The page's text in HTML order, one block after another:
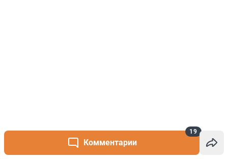
Комментарии
19